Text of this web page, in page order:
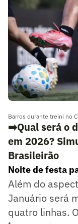
Barros durante treini no
➡️Qual será o
em 2026?
Brasileirão
Noite de festa
Além do
Januário será
quatro linhas.